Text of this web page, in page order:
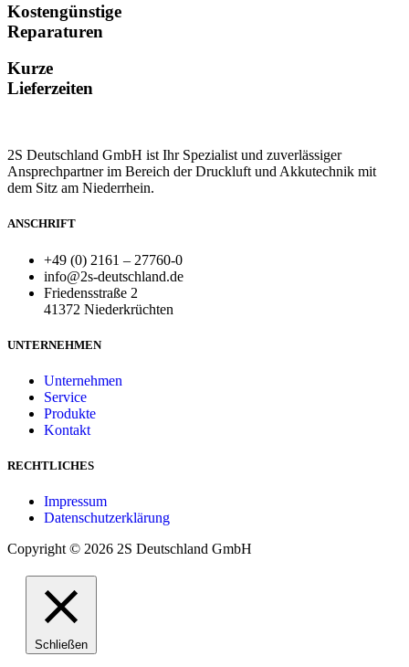
Kostengünstige
Reparaturen
Kurze
Lieferzeiten
2S Deutschland GmbH ist Ihr Spezialist und zuverlässiger
Ansprechpartner im Bereich der Druckluft und Akkutechnik mit
dem Sitz am Niederrhein.
ANSCHRIFT
+49 (0) 2161 – 27760-0
info@2s-deutschland.de
Friedensstraße 2
41372 Niederkrüchten
UNTERNEHMEN
Unternehmen
Service
Produkte
Kontakt
RECHTLICHES
Impressum
Datenschutzerklärung
Copyright © 2026 2S Deutschland GmbH
Schließen